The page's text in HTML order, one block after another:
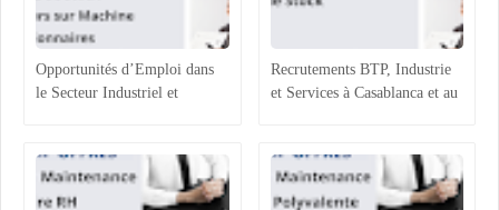
Opportunités d’Emploi dans
le Secteur Industriel et
Casablanca et Hassi Ameur
Recrutements BTP, Industrie
et Services à Casablanca et au